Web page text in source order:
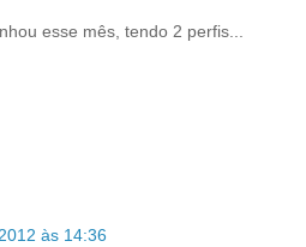
esse mês, tendo 2 perfis...
às 14:36